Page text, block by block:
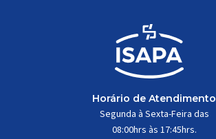
Horário de Atendimento
Segunda à Sexta-Feira das
08:00hrs às 17:45hrs.